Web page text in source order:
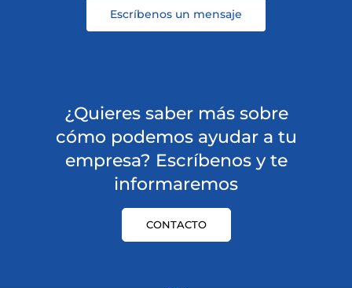
Escríbenos un mensaje
¿Quieres saber más sobre
cómo podemos ayudar a tu
empresa? Escríbenos y te
informaremos
CONTACTO